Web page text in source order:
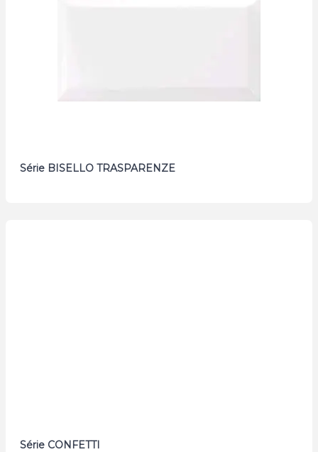
Série BISELLO TRASPARENZE
Série CONFETTI